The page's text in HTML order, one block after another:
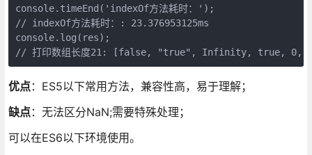
console.timeEnd('indexOf方法耗时：');
// indexOf方法耗时：: 23.376953125ms
console.log(res);
// 打印数组长度21: [false, "true", Infinity,
优点：ES5以下常用方法，兼容性高，易于理解；
缺点：无法区分NaN;需要特殊处理；
可以在ES6以下环境使用。